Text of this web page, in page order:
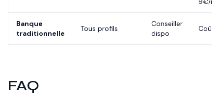
Banque
traditionnelle
Tous profils
Conseiller
dispo
FAQ